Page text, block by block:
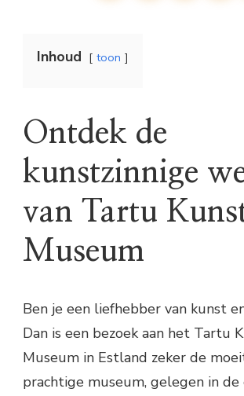
Inhoud toon
Ontdek de
kunstzinnige
van Tartu
Museum
Ben je een liefhebber van kunst
Dan is een bezoek aan het Tartu
Museum in Estland zeker de
prachtige museum, gelegen in de